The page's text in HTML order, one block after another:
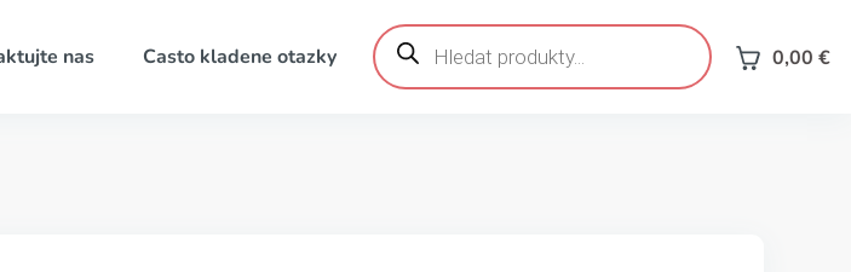
nas Casto kladene otazky
Products
search 0,00 €